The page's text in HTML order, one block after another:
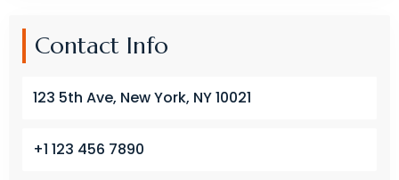
Contact Info
123 5th Ave, New York, NY 10021
+1 123 456 7890